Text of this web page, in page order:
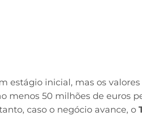
estágio inicial, mas os
menos 50 milhões de euros
caso o negócio avance, o